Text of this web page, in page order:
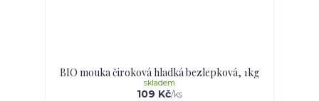
BIO mouka čiroková hladká bezlepková, 1kg
109 Kč/ks
skladem